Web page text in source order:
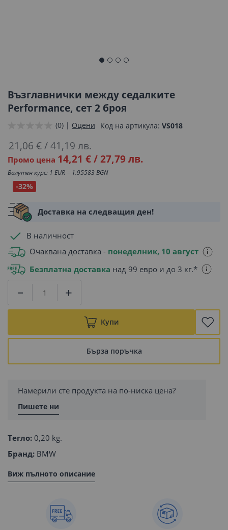
началото
на
галерия
Възглавнички между седалките
Performance, сет 2 броя
(0) | Оцени Код на артикула VS018
Промо цена 14,21 €/27,79 лв.
21,06 €/41,19 лв.
Валутен курс: 1 EUR = 1.95583 BGN
-32%
Доставка на следващия ден!
В наличност
Очаквана доставка - понеделник, 10 август
Безплатна доставка над 99 евро и до 3 кг.*
Купи
Бърза поръчка
Намерили сте продукта на по-ниска цена?
Пишете ни
Тегло: 0,20 kg.
Бранд: BMW
Виж пълното описание